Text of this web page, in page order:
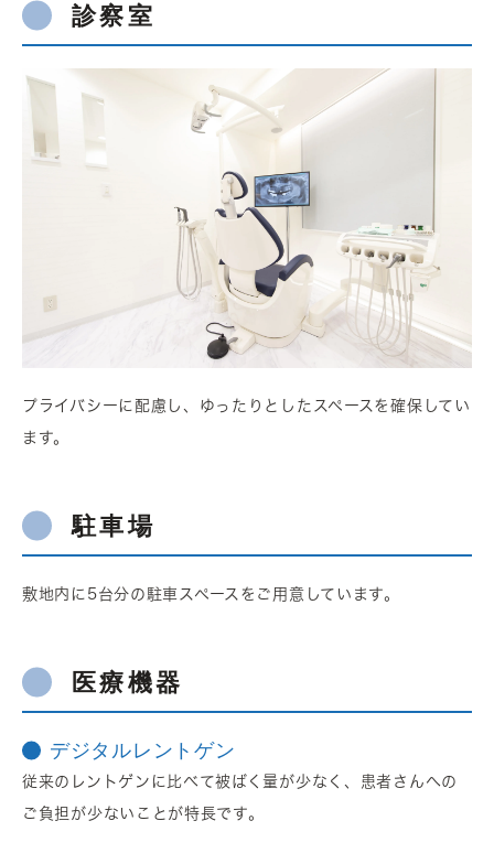
診察室
プライバシーに配慮し、ゆったりとしたスペースを確保してい
ます。
駐車場
敷地内に5台分の駐車スペースをご用意しています。
医療機器
デジタルレントゲン
従来のレントゲンに比べて被ばく量が少なく、患者さんへの
ご負担が少ないことが特長です。